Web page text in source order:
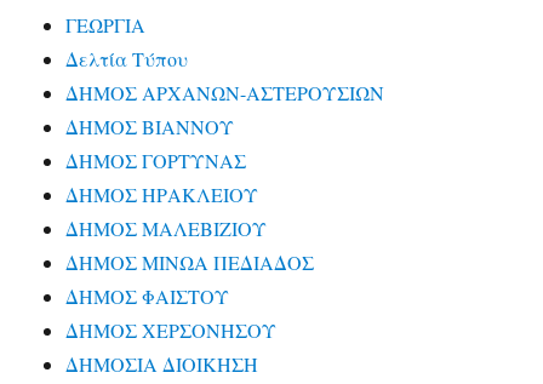
ΓΕΩΡΓΙΑ
Δελτία Τύπου
ΔΗΜΟΣ ΑΡΧΑΝΩΝ-ΑΣΤΕΡΟΥΣΙΩΝ
ΔΗΜΟΣ ΒΙΑΝΝΟΥ
ΔΗΜΟΣ ΓΟΡΤΥΝΑΣ
ΔΗΜΟΣ ΗΡΑΚΛΕΙΟΥ
ΔΗΜΟΣ ΜΑΛΕΒΙΖΙΟΥ
ΔΗΜΟΣ ΜΙΝΩΑ ΠΕΔΙΑΔΟΣ
ΔΗΜΟΣ ΦΑΙΣΤΟΥ
ΔΗΜΟΣ ΧΕΡΣΟΝΗΣΟΥ
ΔΗΜΟΣΙΑ ΔΙΟΙΚΗΣΗ